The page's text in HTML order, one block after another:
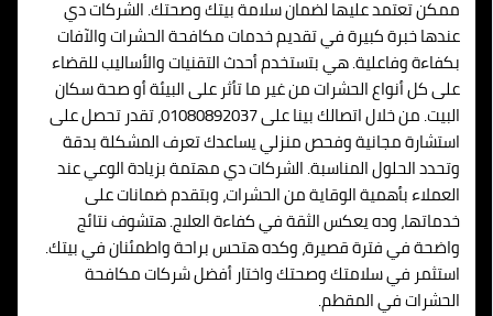
ممكن تعتمد عليها لضمان سلامة بيتك وصحتك. الشركات دي
عندها خبرة كبيرة في تقديم خدمات مكافحة الحشرات والآفات
بكفاءة وفاعلية. هي بتستخدم أحدث التقنيات والأساليب للقضاء
على كل أنواع الحشرات من غير ما تأثر على البيئة أو صحة سكان
البيت. من خلال اتصالك بينا على 01080892037، تقدر تحصل على
استشارة مجانية وفحص منزلي يساعدك تعرف المشكلة بدقة
وتحدد الحلول المناسبة. الشركات دي مهتمة بزيادة الوعي عند
العملاء بأهمية الوقاية من الحشرات، وبتقدم ضمانات على
خدماتها، وده يعكس الثقة في كفاءة العلاج. هتشوف نتائج
واضحة في فترة قصيرة، وكده هتحس براحة واطمئنان في بيتك.
استثمر في سلامتك وصحتك واختار أفضل شركات مكافحة
الحشرات في المقطم.